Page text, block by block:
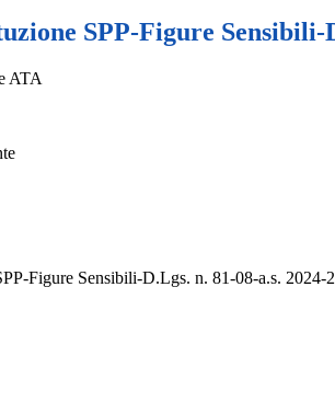
SPP-Figure Sensibili-
ATA
Figure Sensibili-D.Lgs. n. 81-08-a.s. 2024-